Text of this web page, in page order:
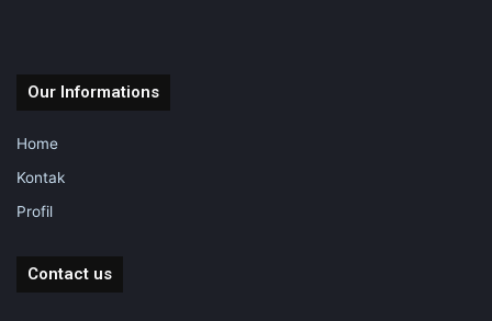
Our Informations
Home
Kontak
Profil
Contact us